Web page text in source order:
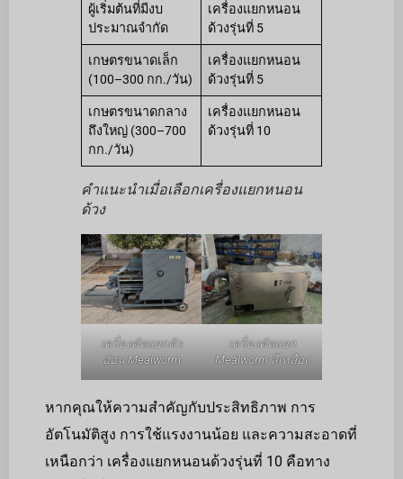
ผู้เริ่มต้นที่มีงบ
ประมาณจำกัด
เครื่องแยกหนอน
ด้วงรุ่นที่ 5
เกษตรขนาดเล็ก
(100–300 กก./วัน)
เครื่องแยกหนอน
ด้วงรุ่นที่ 5
เกษตรขนาดกลาง
ถึงใหญ่ (300–700
กก./วัน)
เครื่องแยกหนอน
ด้วงรุ่นที่ 10
คำแนะนำเมื่อเลือกเครื่องแยกหนอน
ด้วง
เครื่องคัดแยกตัว
อ่อน Mealworm
เครื่องคัดแยก
Mealworm สีเหลือง
หากคุณให้ความสำคัญกับประสิทธิภาพ การ
อัตโนมัติสูง การใช้แรงงานน้อย และความสะอาดที่
เหนือกว่า เครื่องแยกหนอนด้วงรุ่นที่ 10 คือทาง